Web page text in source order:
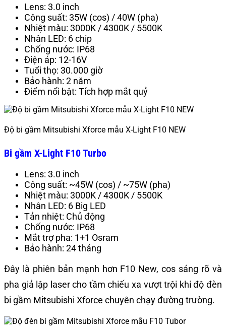
Lens: 3.0 inch
Công suất: 35W (cos) / 40W (pha)
Nhiệt màu: 3000K / 4300K / 5500K
Nhân LED: 6 chip
Chống nước: IP68
Điện áp: 12-16V
Tuổi thọ: 30.000 giờ
Bảo hành: 2 năm
Điểm nổi bật: Tích hợp mắt quỷ
Độ bi gầm Mitsubishi Xforce mẫu X-Light F10 NEW
Bi gầm X-Light F10 Turbo
Lens: 3.0 inch
Công suất: ~45W (cos) / ~75W (pha)
Nhiệt màu: 3000K / 4300K / 5500K
Nhân LED: 6 Big LED
Tản nhiệt: Chủ động
Chống nước: IP68
Mắt trợ pha: 1+1 Osram
Bảo hành: 24 tháng
Đây là phiên bản mạnh hơn F10 New, cos sáng rõ và
pha giả lập laser cho tầm chiếu xa vượt trội khi độ đèn
bi gầm Mitsubishi Xforce chuyên chạy đường trường.